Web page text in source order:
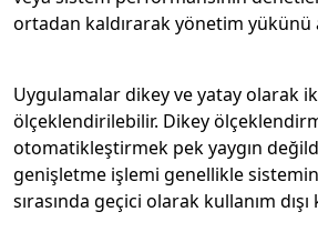
ortadan kaldırarak yönetim yükünü
Uygulamalar dikey ve yatay olarak
ölçeklendirilebilir. Dikey
otomatikleştirmek pek yaygın
genişletme işlemi genellikle sistemin
sırasında geçici olarak kullanım